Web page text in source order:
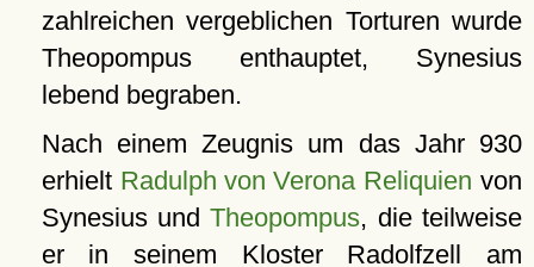
zahlreichen vergeblichen Torturen wurde
Theopompus enthauptet, Synesius
lebend begraben.
Nach einem Zeugnis um das Jahr 930
erhielt Radulph von Verona Reliquien von
Synesius undTheopompus, die teilweise
er in seinem Kloster Radolfzell am